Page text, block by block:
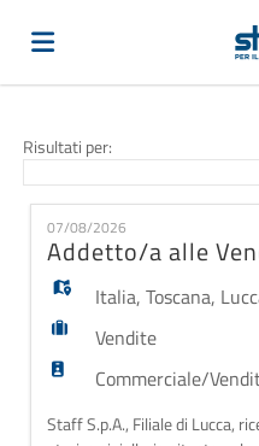
Offerte
di
lavoro
Carica
Login
Risultati per:
07/08/2026
Addetto/a alle
Italia,Toscana,
Vendite
Commerciale/
Staff S.p.A., Filiale di Lucca,